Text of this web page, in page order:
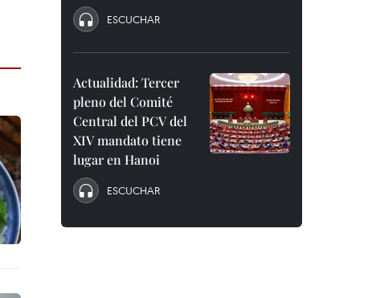
ESCUCHAR
Actualidad: Tercer
pleno del Comité
Central del PCV del
XIV mandato tiene
lugar en Hanoi
ESCUCHAR